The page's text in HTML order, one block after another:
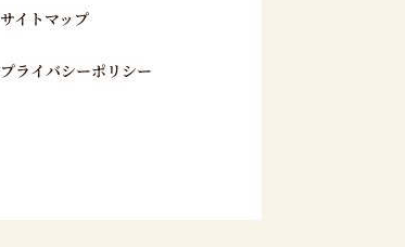
サイトマップ
プライバシーポリシー